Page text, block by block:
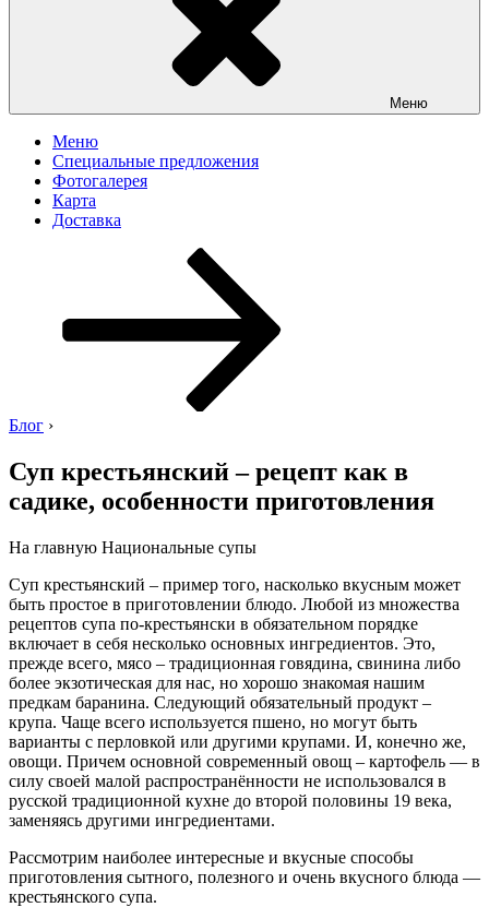
Меню
Меню
Специальные предложения
Фотогалерея
Карта
Доставка
Блог ›
Суп крестьянский – рецепт как в
садике, особенности приготовления
На главную Национальные супы
Суп крестьянский – пример того, насколько вкусным может
быть простое в приготовлении блюдо. Любой из множества
рецептов супа по-крестьянски в обязательном порядке
включает в себя несколько основных ингредиентов. Это,
прежде всего, мясо – традиционная говядина, свинина либо
более экзотическая для нас, но хорошо знакомая нашим
предкам баранина. Следующий обязательный продукт –
крупа. Чаще всего используется пшено, но могут быть
варианты с перловкой или другими крупами. И, конечно же,
овощи. Причем основной современный овощ – картофель — в
силу своей малой распространённости не использовался в
русской традиционной кухне до второй половины 19 века,
заменяясь другими ингредиентами.
Рассмотрим наиболее интересные и вкусные способы
приготовления сытного, полезного и очень вкусного блюда —
крестьянского супа.